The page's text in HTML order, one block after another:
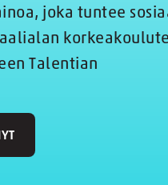
joka tuntee
Talentian